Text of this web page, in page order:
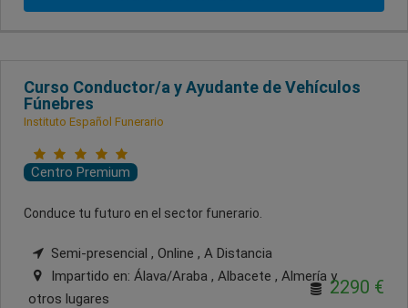
Curso Conductor/a y Ayudante de Vehículos
Fúnebres
Instituto Español Funerario
Centro Premium
Conduce tu futuro en el sector funerario.
Semi-presencial , Online , A Distancia
Impartido en: Álava/Araba , Albacete , Almería y
otros lugares
2290 €